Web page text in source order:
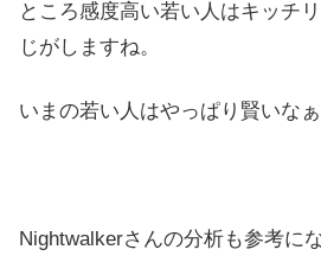
ところ感度高い若い人はキッチ
じがしますね。
いまの若い人はやっぱり賢いなぁ
Nightwalkerさんの分析も参考に